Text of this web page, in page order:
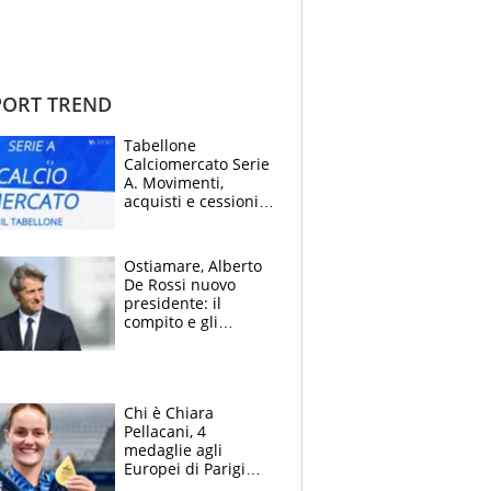
TREND
Tabellone
Calciomercato Serie
A. Movimenti,
acquisti e cessioni:
Ostiamare, Alberto
De Rossi nuovo
presidente: il
compito e gli
Chi è Chiara
Pellacani, 4
medaglie agli
Europei di Parigi